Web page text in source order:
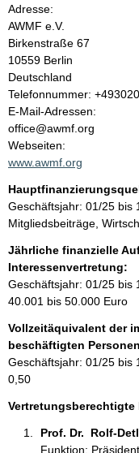
l
t
Adresse:
AWMF e.V.
Birkenstraße 67
10559 Berlin
Deutschland
K
o
n
t
a
t
i
n
f
o
r
m
t
i
o
n
e
Telefonnummer:
E-Mail-Adressen:
office@awmf.org
Webseiten:
www.awmf.org
Geschäftsjahr: 01/25 bis
Mitgliedsbeiträge,
Jährliche finanzielle
Interessenvertretung:
Geschäftsjahr: 01/25 bis
40.001 bis 50.000 Euro
Vollzeitäquivalent der
beschäftigten
Geschäftsjahr: 01/25 bis
0,50
Vertretungsberechtigte
Prof. Dr.  Rolf-
Funktion: Präsident